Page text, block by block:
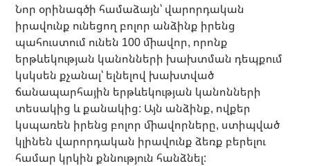
Նոր օրինագծի համաձայն՝ վարորդական
իրավունք ունեցող բոլոր անձինք իրենց
պահուստում ունեն 100 միավոր, որոնք
երթևեկության կանոնների խախտման դեպքում
կսկսեն քչանալ՝ ելնելով խախտված
ճանապարհային երթևեկության կանոնների
տեսակից և քանակից: Այն անձինք, ովքեր
կսպառեն իրենց բոլոր միավորները, ստիպված
կլինեն վարորդական իրավունք ձեռք բերելու
համար կրկին քննություն հանձնել: